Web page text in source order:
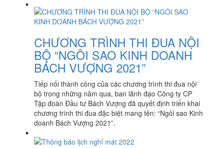
CHƯƠNG TRÌNH THI ĐUA NỘI
BỘ “NGÔI SAO KINH DOANH
BÁCH VƯỢNG 2021”
Tiếp nối thành công của các chương trình thi đua nội
bộ trong những năm qua, ban lãnh đạo Công ty CP
Tập đoàn Đầu tư Bách Vượng đã quyết định triển khai
chương trình thi đua đặc biệt mang tên: “Ngôi sao Kinh
doanh Bách Vượng 2021”.